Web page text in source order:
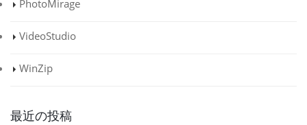
PhotoMirage
VideoStudio
WinZip
最近の投稿